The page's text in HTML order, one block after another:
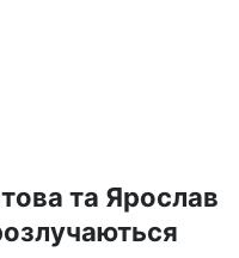
та Ярослав